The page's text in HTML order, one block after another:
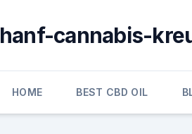
hanf-cannabis-
HOME BEST CBD OIL